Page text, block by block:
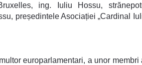
ing. Iuliu Hossu,
președintele Asociației „Cardinal
europarlamentari, a unor membri